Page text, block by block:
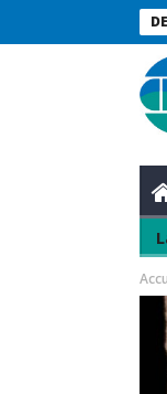
2026_Les